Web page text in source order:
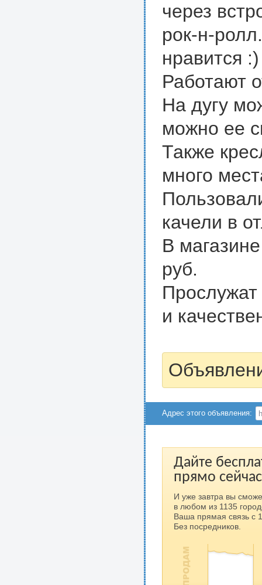
через
рок-н-
нравится :)
Работают
На дугу
можно ее
Также
много
качели в
В
руб.
и
Адрес этого объявления:
Дайте
прямо
И уже завтра вы
в любом из 1135
Ваша прямая связь с
Без посредников.